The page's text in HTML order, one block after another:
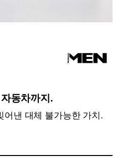
동차까지.
어낸 대체 불가능한 가치.